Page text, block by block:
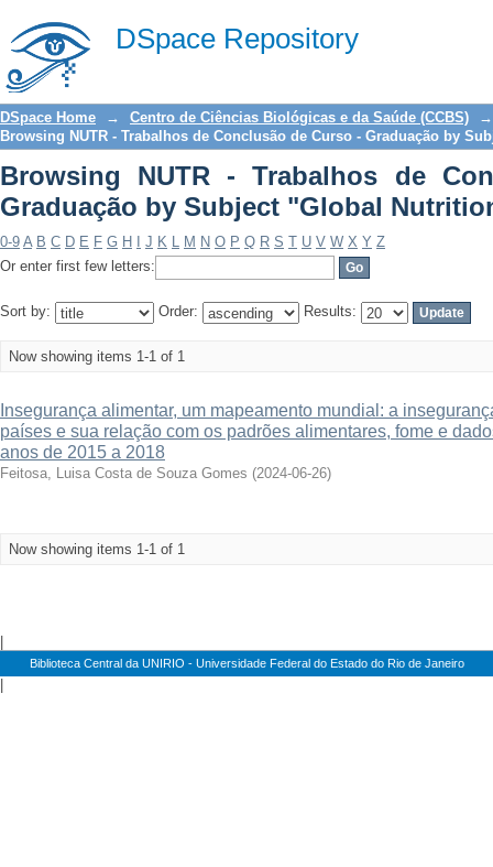
DSpace Repository
Browsing NUTR - Trabalhos de
"Global Nutrition"
DSpace Home → Centro de Ciências Biológicas e da Saúde (CCBS)
→
Browsing NUTR - Trabalhos de Conclusão de Curso - Graduação by
Browsing NUTR - Trabalhos de
Graduação by Subject "Global
0-9 A B C D E F G H J K L M N O P Q R S T U V W X Y Z
Or enter first few letters:
Sort by: Order: Results:
Now showing items 1-1 of 1
Insegurança alimentar, um mapeamento mundial: a
países e sua relação com os padrões alimentares, fome e
anos de 2015 a 2018
Feitosa, Luisa Costa de Souza Gomes (2024-06-26)
Now showing items 1-1 of 1
Biblioteca Central da UNIRIO - Universidade Federal do Estado do Rio de Janeiro